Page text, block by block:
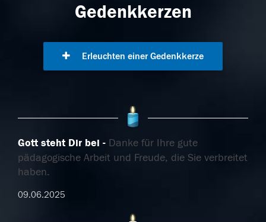
Gedenkkerzen
Erleuchten einer Gedenkkerze
Gott steht Dir bei
Danke für Ihre gute
pädagogische Arbeit und Freude, die Sie verbreitet
haben.
09.06.2025